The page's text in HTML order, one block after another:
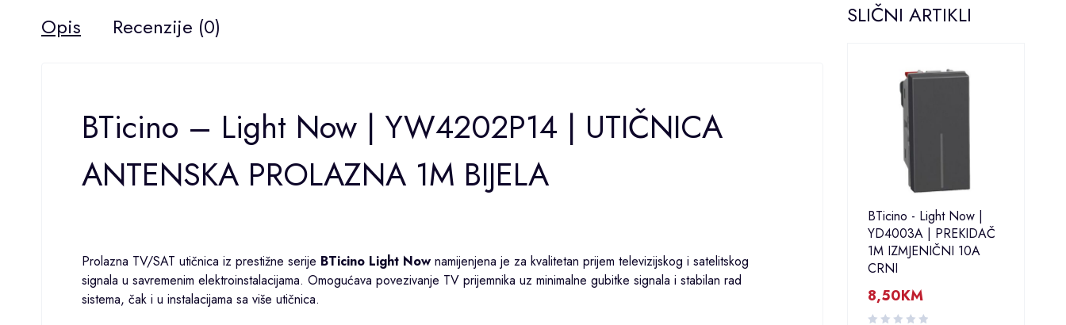
Opis Recenzije (0)
BTicino – Light Now | YW4202P14 | UTIČNICA
ANTENSKA PROLAZNA 1M BIJELA
Prolazna TV/SAT utičnica iz prestižne serije BTicino Light Now namijenjena je za kvalitetan prijem televizijskog i satelitskog
signala u savremenim elektroinstalacijama. Omogućava povezivanje TV prijemnika uz minimalne gubitke signala i stabilan rad
sistema, čak i u instalacijama sa više utičnica.
SLIČNI ARTIKLI
BTicino - Light Now |
YD4003A | PREKIDAČ
1M IZMJENIČNI 10A
CRNI
8,50KM